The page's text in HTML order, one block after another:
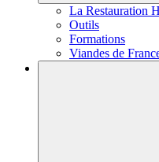
La Restauration
Outils
Formations
Viandes de